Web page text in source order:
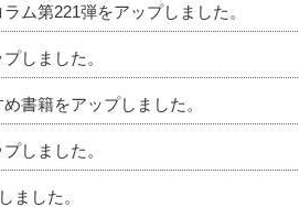
ム第221弾をアップしました。
しました。
書籍をアップしました。
しました。
ました。